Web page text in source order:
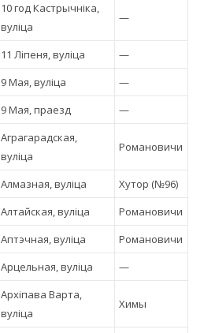
10 год Кастрычніка,
вулiца
—
11 Ліпеня, вулiца
—
9 Мая, вулiца
—
9 Мая, праезд —
Аграгарадская,
вулiца
Романовичи
Алмазная, вулiца
Хутор (№96)
Алтайская, вулiца
Романовичи
Аптэчная, вулiца
Романовичи
Арцельная, вулiца
—
Архіпава Варта,
вулiца
Химы